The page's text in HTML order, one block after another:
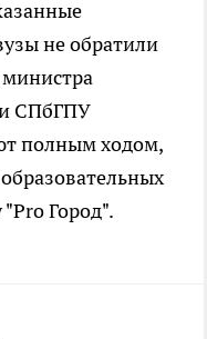
не обратили
СПбГПУ
полным ходом,
Город".